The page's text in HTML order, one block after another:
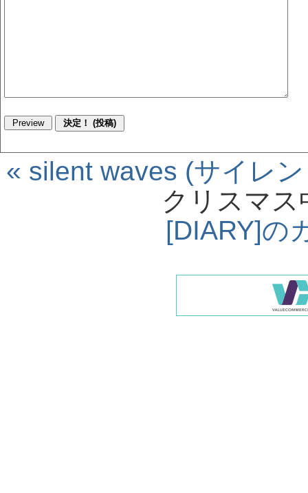
« silent waves (サイレ
クリスマ
[DIARY]の